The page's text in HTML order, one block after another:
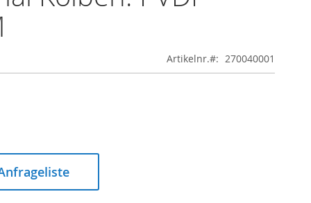
Artikelnr. 270040001